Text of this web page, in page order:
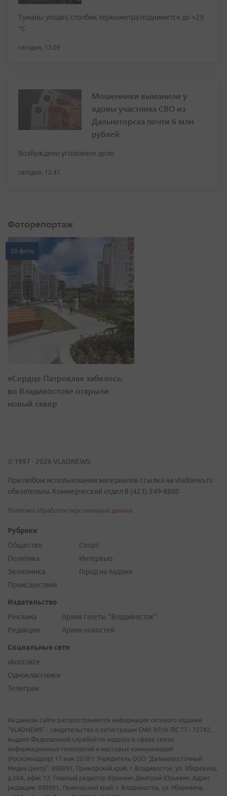
Туманы уходят, столбик термометра поднимется до +29
°С
сегодня, 13:09
Мошенники выманили у
вдовы участника СВО из
Дальнегорска почти 6 млн
рублей
Возбуждено уголовное дело
сегодня, 12:47
Фоторепортаж
20 фото
«Сердце Патрокла» забилось:
во Владивостоке открыли
новый сквер
© 1997 - 2026 VLADNEWS
При любом использовании материалов ссылка на vladnews.ru
обязательна. Коммерческий отдел 8 (423) 249-8800
Политика обработки персональных данных
Рубрики
Общество
Политика
Экономика
Происшествия
Спорт
Интервью
Город на ладони
Издательство
Реклама
Редакция
Архив газеты "Владивосток"
Архив новостей
Социальные сети
vkontakte
Одноклассники
Телеграм
На данном сайте распространяется информация сетевого издания
"VLADNEWS" - свидетельство о регистрации СМИ ЭЛ № ФС 77 - 72742,
выдано Федеральной службой по надзору в сфере связи,
информационных технологий и массовых коммуникаций
(Роскомнадзор) 17 мая 2018 г. Учредитель ООО "Дальневосточный
Медиа Центр". 690091, Приморский край, г. Владивосток, ул. Уборевича,
д.20А, офис 13. Главный редактор Юркевич Дмитрий Юрьевич. Адрес
редакции: 690091, Приморский край, г. Владивосток, ул. Уборевича,